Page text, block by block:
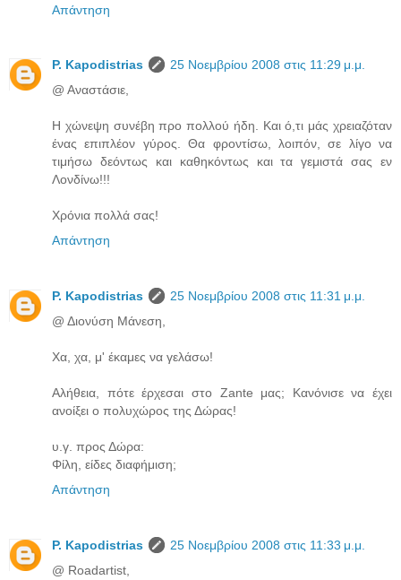
Απάντηση
P. Kapodistrias
25 Νοεμβρίου 2008 στις 11:29 μ.μ.
@ Αναστάσιε,
Η χώνεψη συνέβη προ πολλού ήδη. Και ό,τι μάς χρειαζόταν
ένας επιπλέον γύρος. Θα φροντίσω, λοιπόν, σε λίγο να
τιμήσω δεόντως και καθηκόντως και τα γεμιστά σας εν
Λονδίνω!!!
Χρόνια πολλά σας!
Απάντηση
P. Kapodistrias
25 Νοεμβρίου 2008 στις 11:31 μ.μ.
@ Διονύση Μάνεση,
Χα, χα, μ' έκαμες να γελάσω!
Αλήθεια, πότε έρχεσαι στο Zante μας; Κανόνισε να έχει
ανοίξει ο πολυχώρος της Δώρας!
υ.γ. προς Δώρα:
Φίλη, είδες διαφήμιση;
Απάντηση
P. Kapodistrias
25 Νοεμβρίου 2008 στις 11:33 μ.μ.
@ Roadartist,